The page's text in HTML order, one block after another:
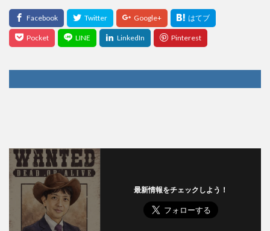
最新情報をチェックしよう！